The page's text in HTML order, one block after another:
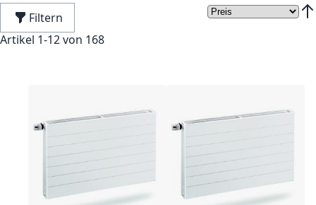
Filtern
Artikel 1-12von 168